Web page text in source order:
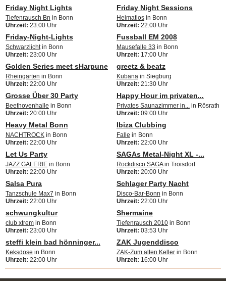
Friday Night Lights
Tiefenrausch Bn in Bonn
Uhrzeit: 23:00 Uhr
Friday Night Sessions
Heimatlos in Bonn
Uhrzeit: 22:00 Uhr
Friday-Night-Lights
Schwarzlichtin Bonn
Uhrzeit: 23:00 Uhr
Fussball EM 2008
Mausefalle 33 in Bonn
Uhrzeit: 17:00 Uhr
Golden Series meet sHarpune
Rheingarten in Bonn
Uhrzeit: 22:00 Uhr
greetz & beatz
Kubana in Siegburg
Uhrzeit: 21:30 Uhr
Grosse Über 30 Party
Beethovenhalle in Bonn
Uhrzeit: 20:00 Uhr
Happy Hour im privaten...
Privates Saunazimmer in... in Rösrath
Uhrzeit: 09:00 Uhr
Heavy Metal Bonn
NACHTROCK in Bonn
Uhrzeit: 22:00 Uhr
Ibiza Clubbing
Falle in Bonn
Uhrzeit: 22:00 Uhr
Let Us Party
JAZZ GALERIE in Bonn
Uhrzeit: 22:00 Uhr
SAGAs Metal-Night XL -...
Rockdisco SAGAin Troisdorf
Uhrzeit: 20:00 Uhr
Salsa Pura
Tanzschule Max7 in Bonn
Uhrzeit: 22:00 Uhr
Schlager Party Nacht
Disco-Bar-Bonn in Bonn
Uhrzeit: 22:00 Uhr
schwungkultur
club xtrem in Bonn
Uhrzeit: 23:00 Uhr
Shermaine
Tiefenrausch 2010 in Bonn
Uhrzeit: 03:53 Uhr
steffi klein bad hönninger...
Keksdose in Bonn
Uhrzeit: 22:00 Uhr
ZAK Jugenddisco
ZAK-Zum alten Keller in Bonn
Uhrzeit: 16:00 Uhr